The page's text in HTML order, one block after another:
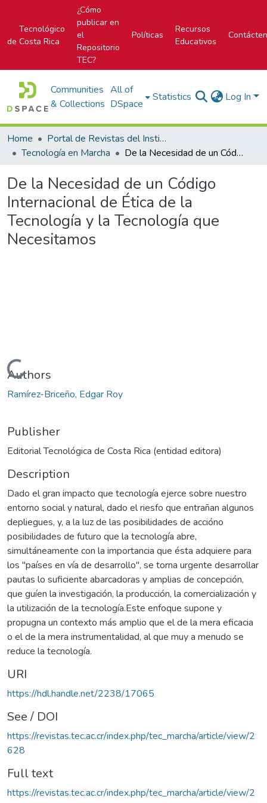
Tecnológico
de Costa Rica
¿Cómo
publicar en
el
Repositorio
TEC?
Políticas
Recursos
Educativos
Communities
& Collections
All of
DSpace
Statistics Log In
Home
Portal de Revistas del Instituto Tecnológico de Costa Rica
Tecnología en Marcha
De la Necesidad de un Código Internacional de Ética de la Tecnología y la Tecnología que Necesitamos
De la Necesidad de un Código
Internacional de Ética de la
Tecnología y la Tecnología que
Necesitamos
Loading...
Authors
Ramírez-Briceño, Edgar Roy
Publisher
Editorial Tecnológica de Costa Rica (entidad editora)
Description
Dado el gran impacto que tecnología ejerce sobre nuestro
entorno social y natural, dado el riesfo que entrañan algunos
depliegues, y, a la luz de las posibilidades de accióno
posibilidades de futuro que la tecnología abre,
simultáneamente con la importancia que ésta adquiere para
los "países en vía de desarrollo", se torna urgente desarrollar
pautas lo suficiente abarcadoras y amplias de concepción,
que guíen la investigación, la producción, la comercialización y
la utilización de la tecnología.Este enfoque supone y
propugna un contexto más amplio que el de la mera eficacia
o el de la mera instrumentalidad, al que muy a menudo se
reduce la tecnología.
URI
https://hdl.handle.net/2238/17065
See / DOI
https://revistas.tec.ac.cr/index.php/tec_marcha/article/view/2
628
Full text
https://revistas.tec.ac.cr/index.php/tec_marcha/article/view/2